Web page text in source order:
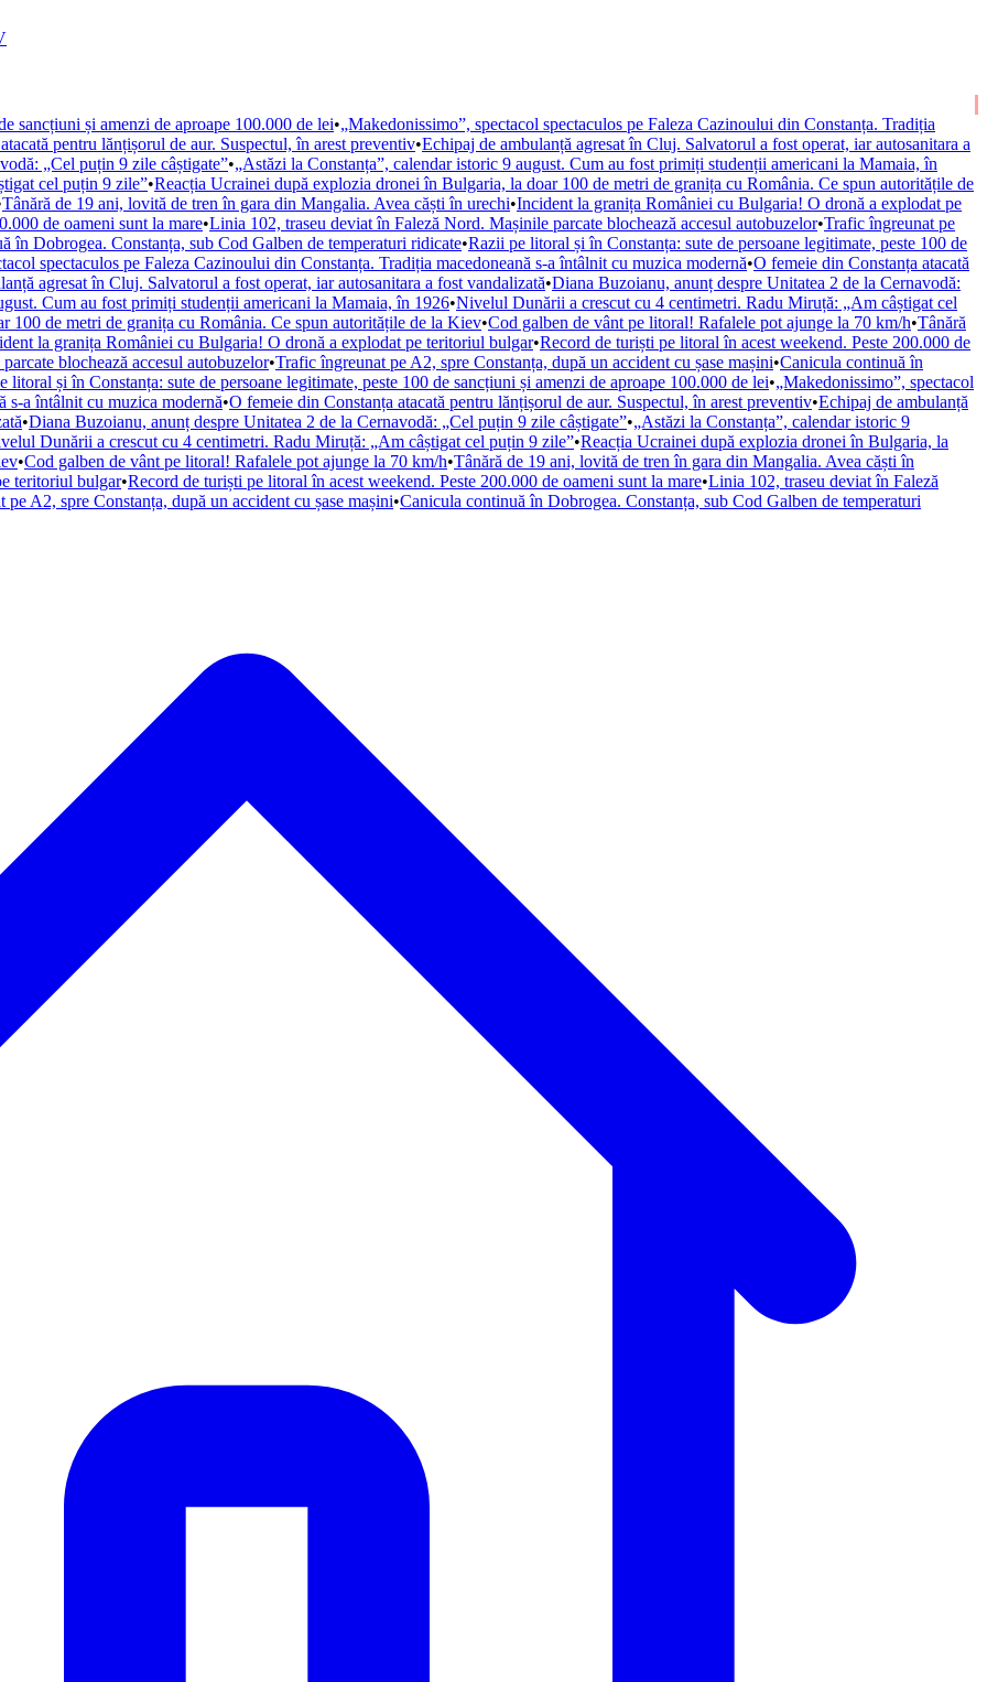
sancțiuni și amenzi de aproape 100.000 de lei•„Makedonissimo”, spectacol spectaculos pe Faleza Cazinoului din Constanța. Tradiția
pentru lănțișorul de aur. Suspectul, în arest preventiv•Echipaj de ambulanță agresat în Cluj. Salvatorul a fost operat, iar autosanitara a
„Cel puțin 9 zile câștigate”•„Astăzi la Constanța”, calendar istoric 9 august. Cum au fost primiți studenții americani la Mamaia, în
cel puțin 9 zile”•Reacția Ucrainei după explozia dronei în Bulgaria, la doar 100 de metri de granița cu România. Ce spun autoritățile de
Tânără de 19 ani, lovită de tren în gara din Mangalia. Avea căști în urechi•Incident la granița României cu Bulgaria! O dronă a explodat pe
de oameni sunt la mare•Linia 102, traseu deviat în Faleză Nord. Mașinile parcate blochează accesul autobuzelor•Trafic îngreunat pe
în Dobrogea. Constanța, sub Cod Galben de temperaturi ridicate•Razii pe litoral și în Constanța: sute de persoane legitimate, peste 100 de
spectaculos pe Faleza Cazinoului din Constanța. Tradiția macedoneană s-a întâlnit cu muzica modernă•O femeie din Constanța atacată
agresat în Cluj. Salvatorul a fost operat, iar autosanitara a fost vandalizată•Diana Buzoianu, anunț despre Unitatea 2 de la Cernavodă:
Cum au fost primiți studenții americani la Mamaia, în 1926•Nivelul Dunării a crescut cu 4 centimetri. Radu Miruță: „Am câștigat cel
de metri de granița cu România. Ce spun autoritățile de la Kiev•Cod galben de vânt pe litoral! Rafalele pot ajunge la 70 km/h•Tânără
la granița României cu Bulgaria! O dronă a explodat pe teritoriul bulgar•Record de turiști pe litoral în acest weekend. Peste 200.000 de
blochează accesul autobuzelor•Trafic îngreunat pe A2, spre Constanța, după un accident cu șase mașini•Canicula continuă în
litoral și în Constanța: sute de persoane legitimate, peste 100 de sancțiuni și amenzi de aproape 100.000 de lei•„Makedonissimo”, spectacol
s-a întâlnit cu muzica modernă•O femeie din Constanța atacată pentru lănțișorul de aur. Suspectul, în arest preventiv•Echipaj de ambulanță
•Diana Buzoianu, anunț despre Unitatea 2 de la Cernavodă: „Cel puțin 9 zile câștigate”•„Astăzi la Constanța”, calendar istoric 9
Dunării a crescut cu 4 centimetri. Radu Miruță: „Am câștigat cel puțin 9 zile”•Reacția Ucrainei după explozia dronei în Bulgaria, la
•Cod galben de vânt pe litoral! Rafalele pot ajunge la 70 km/h•Tânără de 19 ani, lovită de tren în gara din Mangalia. Avea căști în
teritoriul bulgar•Record de turiști pe litoral în acest weekend. Peste 200.000 de oameni sunt la mare•Linia 102, traseu deviat în Faleză
pe A2, spre Constanța, după un accident cu șase mașini•Canicula continuă în Dobrogea. Constanța, sub Cod Galben de temperaturi